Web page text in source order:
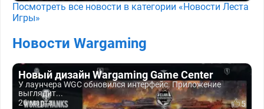
Посмотреть все новости в категории «Новости Леста
Игры»
Новости Wargaming
Новый дизайн Wargaming Game Center
У лаунчера WGC обновился интерфейс. Приложение
выглядит...
26 марта
5